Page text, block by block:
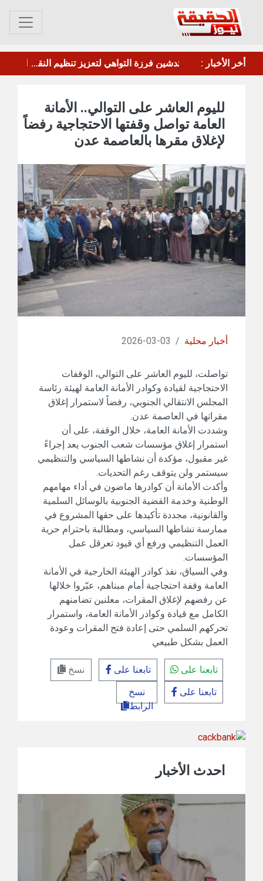
أخر الأخبار : ليس الاتفاق النووي.."وول ستريت جورنال": ترامب لوح بإمكانية وقف الحرب ضد إيران بشرط واحد
لليوم العاشر على التوالي.. الأمانة
العامة تواصل وقفتها الاحتجاجية رفضاً
لإغلاق مقرها بالعاصمة عدن
أخبار محلية /
03-03-2026
تواصلت، لليوم العاشر على التوالي، الوقفات
الاحتجاجية لقيادة وكوادر الأمانة العامة لهيئة رئاسة
المجلس الانتقالي الجنوبي، رفضاً لاستمرار إغلاق
مقراتها في العاصمة عدن.
وشددت الأمانة العامة، خلال الوقفة، على أن
استمرار إغلاق مؤسسات شعب الجنوب يعد إجراءً
غير مقبول، مؤكدة أن نشاطها السياسي والتنظيمي
سيستمر ولن يتوقف رغم التحديات.
وأكدت الأمانة أن كوادرها ماضون في أداء مهامهم
الوطنية وخدمة القضية الجنوبية بالوسائل السلمية
والقانونية، مجددة تأكيدها على حقها المشروع في
ممارسة نشاطها السياسي، ومطالبة باحترام حرية
العمل التنظيمي ورفع أي قيود تعرقل عمل
المؤسسات.
وفي السياق، نفذ كوادر الهيئة الخارجية في الأمانة
العامة وقفة احتجاجية أمام مبناهم، عبّروا خلالها
عن رفضهم لإغلاق المقرات، معلنين تضامنهم
الكامل مع قيادة وكوادر الأمانة العامة، واستمرار
تحركهم السلمي حتى إعادة فتح المقرات وعودة
العمل بشكل طبيعي
تابعنا على تابعنا على
نسخ
تابعنا على
نسخ
الرابط
احدث الأخبار